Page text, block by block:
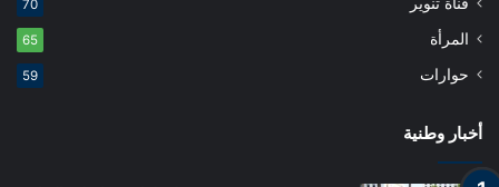
70
المرأة 65
حوارات 59
أخبار وطنية